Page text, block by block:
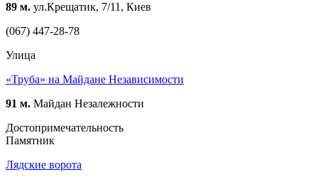
89 м. ул.Крещатик, 7/11, Киев
(067) 447-28-78
Улица
«Труба» на Майдане Независимости
91 м. Майдан Незалежности
Достопримечательность
Памятник
Лядские ворота